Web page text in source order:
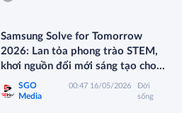
Samsung Solve for Tomorrow
2026: Lan tỏa phong trào STEM,
khơi nguồn đổi mới sáng tạo cho
học sinh miền Trung
SGO
Media
00:47 16/05/2026
Đời
sống